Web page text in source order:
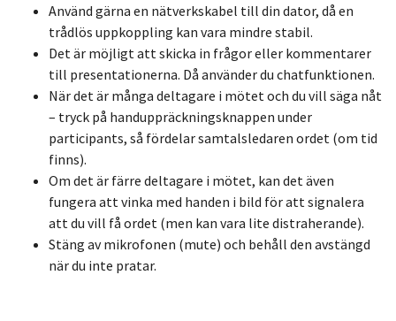
Använd gärna en nätverkskabel till din dator, då en
trådlös uppkoppling kan vara mindre stabil.
Det är möjligt att skicka in frågor eller kommentarer
till presentationerna. Då använder du chatfunktionen.
När det är många deltagare i mötet och du vill säga nåt
– tryck på handuppräckningsknappen under
participants, så fördelar samtalsledaren ordet (om tid
finns).
Om det är färre deltagare i mötet, kan det även
fungera att vinka med handen i bild för att signalera
att du vill få ordet (men kan vara lite distraherande).
Stäng av mikrofonen (mute) och behåll den avstängd
när du inte pratar.